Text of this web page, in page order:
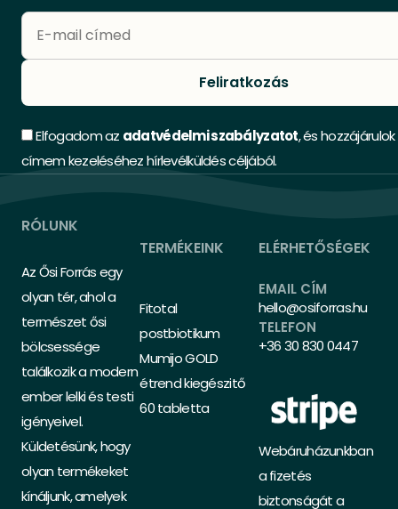
Feliratkozás
Elfogadom az adatvédelmi szabályzatot, és
címem kezeléséhez hírlevélküldés céljából.
RÓLUNK
Az Ősi Forrás egy
olyan tér, ahol a
természet ősi
bölcsessége
találkozik a modern
ember lelki és testi
igényeivel.
Küldetésünk, hogy
olyan termékeket
kínáljunk, amelyek
TERMÉKEINK
Fitotal
postbiotikum
Mumijo GOLD
étrend kiegészitő
60 tabletta
ELÉRHETŐSÉGEK
EMAIL CÍM
hello@osiforras.hu
TELEFON
+36 30 830 0447
Webáruházunkban
a fizetés
biztonságát a